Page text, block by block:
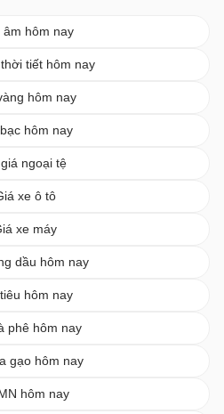
âm hôm nay
tiết hôm nay
hôm nay
hôm nay
ngoại tệ
xe ô tô
xe máy
dầu hôm nay
hôm nay
phê hôm nay
gạo hôm nay
hôm nay